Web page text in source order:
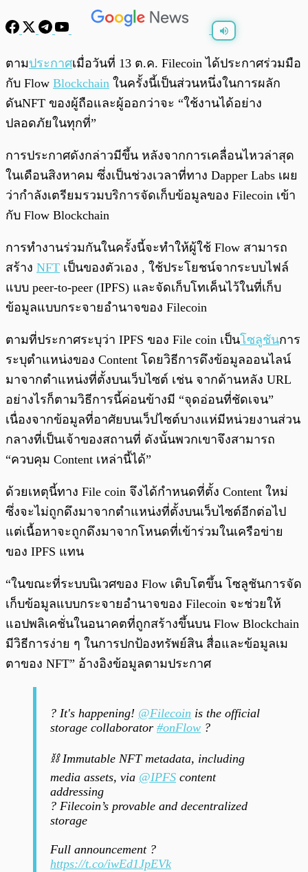
0:00
ตามประกาศเมื่อวันที่ 13 ต.ค. Filecoin ได้ประกาศร่วมมือ
กับ Flow Blockchain ในครั้งนี้เป็นส่วนหนึ่งในการผลัก
ดันNFT ของผู้ถือและผู้ออกว่าจะ “ใช้งานได้อย่าง
ปลอดภัยในทุกที่”
การประกาศดังกล่าวมีขึ้น หลังจากการเคลื่อนไหวล่าสุด
ในเดือนสิงหาคม ซึ่งเป็นช่วงเวลาที่ทาง Dapper Labs เผย
ว่ากำลังเตรียมรวมบริการจัดเก็บข้อมูลของ Filecoin เข้า
กับ Flow Blockchain
การทำงานร่วมกันในครั้งนี้จะทำให้ผู้ใช้ Flow สามารถ
สร้าง NFT เป็นของตัวเอง , ใช้ประโยชน์จากระบบไฟล์
แบบ peer-to-peer (IPFS) และจัดเก็บโทเค็นไว้ในที่เก็บ
ข้อมูลแบบกระจายอำนาจของ Filecoin
ตามที่ประกาศระบุว่า IPFS ของ File coin เป็นโซลูชันการ
ระบุตำแหน่งของ Content โดยวิธีการดึงข้อมูลออนไลน์
มาจากตำแหน่งที่ตั้งบนเว็บไซต์ เช่น จากด้านหลัง URL
อย่างไรก็ตามวิธีการนี้ค่อนข้างมี “จุดอ่อนที่ชัดเจน”
เนื่องจากข้อมูลที่อาศัยบนเว็ปไซต์บางแห่มีหน่วยงานส่วน
กลางที่เป็นเจ้าของสถานที่ ดังนั้นพวกเขาจึงสามารถ
“ควบคุม Content เหล่านี้ได้”
ด้วยเหตุนี้ทาง File coin จึงได้กำหนดที่ตั้ง Content ใหม่
ซึ่งจะไม่ถูกดึงมาจากตำแหน่งที่ตั้งบนเว็บไซต์อีกต่อไป
แต่เนื้อหาจะถูกดึงมาจากโหนดที่เข้าร่วมในเครือข่าย
ของ IPFS แทน
“ในขณะที่ระบบนิเวศของ Flow เติบโตขึ้น โซลูชันการจัด
เก็บข้อมูลแบบกระจายอำนาจของ Filecoin จะช่วยให้
แอปพลิเคชั่นในอนาคตที่ถูกสร้างขึ้นบน Flow Blockchain
มีวิธีการง่าย ๆ ในการปกป้องทรัพย์สิน สื่อและข้อมูลเม
ตาของ NFT” อ้างอิงข้อมูลตามประกาศ
? It's happening! @Filecoin is the official
storage collaborator #onFlow ?
⛓️ Immutable NFT metadata, including
media assets, via @IPFS content
addressing
? Filecoin’s provable and decentralized
storage
Full announcement ?
https://t.co/iwEd1JpEVk